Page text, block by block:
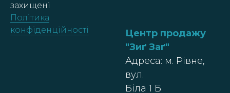
захищені
Політика
конфіденційності
Центр продажу
"Зиґ Заґ"
Адреса: м. Рівне,
вул.
Біла 1 Б